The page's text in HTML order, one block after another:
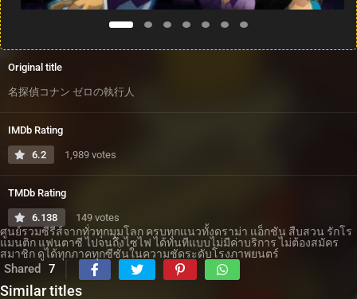
Original title
名探偵コナン ゼロの執行人
IMDb Rating
6.2 1,989 votes
TMDb Rating
6.138 149 votes
ศูนย์รวมซีรีส์จากทั่วทุกมุมโลก ครบทุกแนวทั้งดราม่า แอ็กชัน สืบสวน รักโร
แมนติก แฟนตาซี ไปจนถึงไซไฟ ได้ทันทีแบบไม่มีค่าบริการ ไม่ต้องสมัคร
สมาชิก ดูได้ทุกภาคทุกซีซั่นในความชัดระดับโรงภาพยนตร์
Shared 7
Similar titles